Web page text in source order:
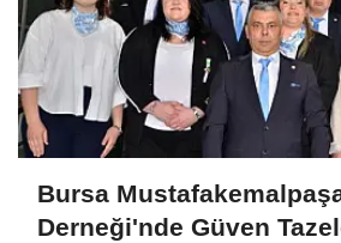
Bursa
Derneği'nde Güven